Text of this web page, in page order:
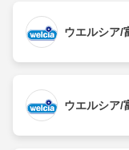
ウエルシア/
ウエルシア/